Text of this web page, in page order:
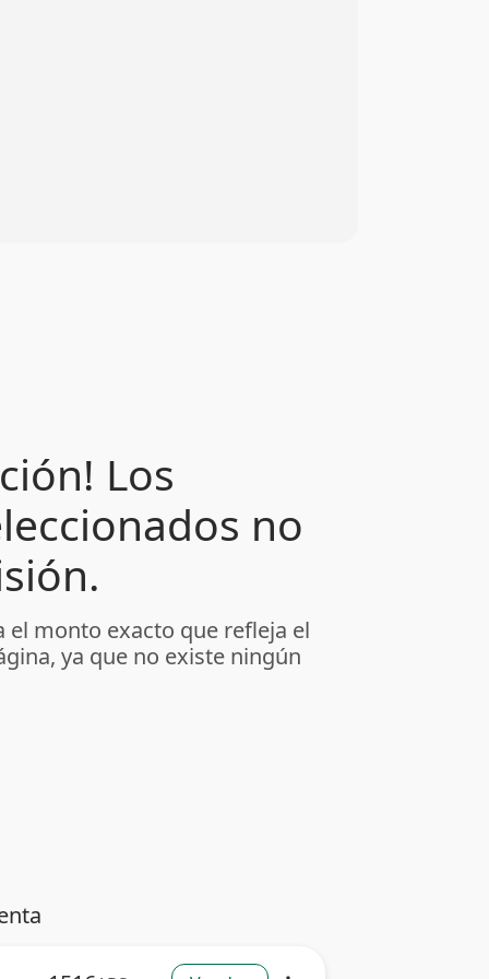
Los
no
el monto exacto que refleja el
ya que no existe ningún